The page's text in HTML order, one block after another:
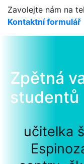
Zavolejte nám na
Kontaktní formulář
Zpětná
studentů
učitelka